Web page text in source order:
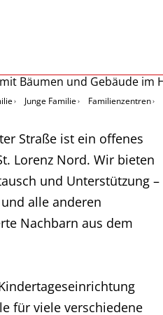
Junge Familie Familienzentren
Straße ist ein offenes
Lorenz Nord. Wir bieten
und Unterstützung –
alle anderen
Nachbarn aus dem
für viele verschiedene